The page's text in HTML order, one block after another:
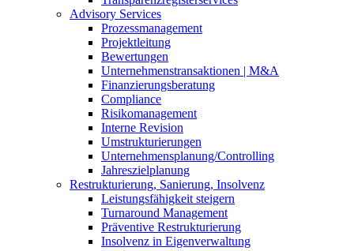
Advisory Services
Prozessmanagement
Projektleitung
Bewertungen
Unternehmenstransaktionen | M&A
Finanzierungsberatung
Compliance
Risikomanagement
Interne Revision
Umstrukturierungen
Unternehmensplanung/Controlling
Jahreszielplanung
Restrukturierung, Sanierung, Insolvenz
Leistungsfähigkeit steigern
Turnaround Management
Präventive Restrukturierung
Insolvenz in Eigenverwaltung